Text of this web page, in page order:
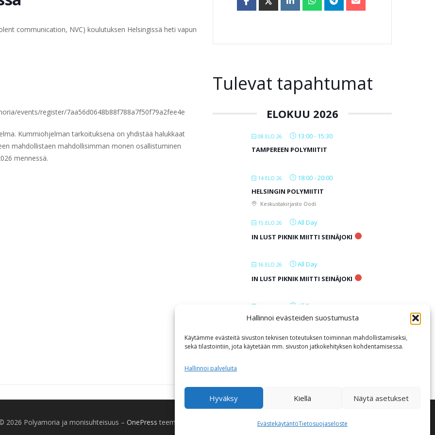
Hallinnoi evästeiden suostumusta
Käytämme evästeitä sivuston teknisen toteutuksen toiminnan mahdollistamiseksi,
sekä tilastointiin, jota käytetään mm. sivuston jatkokehityksen kohdentamisessa.
Hallinnoi palveluita
Hyväksy Kiellä Näytä asetukset
EvästekäytäntöTietosuojaseloste
communication, NVC) koulutuksen Helsingissä heti vapun
events/register/7aa56d0648b88f788a7f50f79a2fee4e
Kummiohjelman tarkoituksena on yhdistää halukkaat
mahdollistaen mahdollisimman monen osallistuminen
mennessä.
Tulevat tapahtumat
ELOKUU 2026
08.ELO.26 13:00- 15:30
TAMPEREEN POLYMIITIT
14.ELO.26 18:00-20:00
HELSINGIN POLYMIITIT
Keskustakirjasto Oodi
15.ELO.26
All Day
IN LUST PIKNIK MIITTI SEINÄJOKI
16.ELO.26
All Day
IN LUST PIKNIK MIITTI SEINÄJOKI
All Day
IN LUST PIKNIK MIITTI SEINÄJOKI
2026 Polyamoria ja monisuhteisuus – OnePress teeman luonut FameThemes